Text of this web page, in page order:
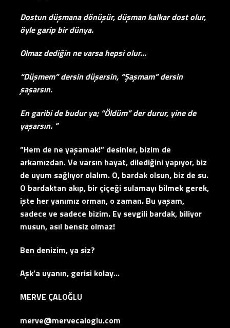
Dostun düşmana dönüşür, düşman kalkar dost olur,
öyle garip bir dünya.
Olmaz dediğin ne varsa hepsi olur…
“Düşmem” dersin düşersin, “Şaşmam” dersin
şaşarsın.
En garibi de budur ya; “Öldüm” der durur, yine de
yaşarsın. ”
”Hem de ne yaşamak!” desinler, bizim de
arkamızdan. Ve varsın hayat, dilediğini yapıyor, biz
de uyum sağlıyor olalım. O, bardak olsun, biz de su.
O bardaktan akıp, bir çiçeği sulamayı bilmek gerek,
işte her yanımız orman, o zaman. Bu yaşam,
sadece ve sadece bizim. Ey sevgili bardak, biliyor
musun, asıl bensiz olmaz!
Ben denizim, ya siz?
Aşk’a uyanın, gerisi kolay…
MERVE ÇALOĞLU
merve@mervecaloglu.com